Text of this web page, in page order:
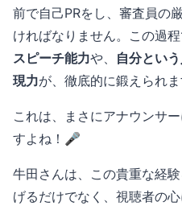
前で自己PRをし、審査員の
ければなりません。この過程
スピーチ能力や、 自分とい
現力が、徹底的に鍛えられま
これは、まさにアナウンサ
すよね！🎤
牛田さんは、この貴重な経
げるだけでなく、視聴者の